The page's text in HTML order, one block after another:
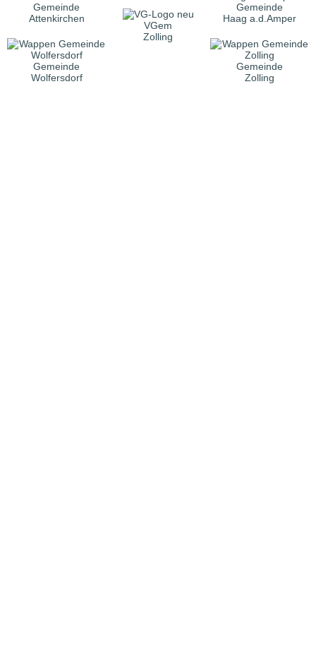
Gemeinde
Attenkirchen
VGem
Zolling
Gemeinde
Haag a.d.Amper
Gemeinde
Wolfersdorf
Gemeinde
Zolling